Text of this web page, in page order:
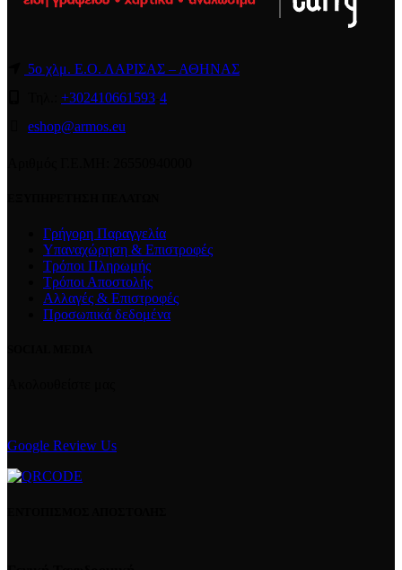
5ο χλμ. Ε.Ο. ΛΑΡΙΣΑΣ – ΑΘΗΝΑΣ
+302410661593 4
eshop@armos.eu
Γρήγορη Παραγγελία
Υπαναχώρηση & Επιστροφές
Τρόποι Πληρωμής
Τρόποι Αποστολής
Αλλαγές & Επιστροφές
Προσωπικά δεδομένα
Google Review Us